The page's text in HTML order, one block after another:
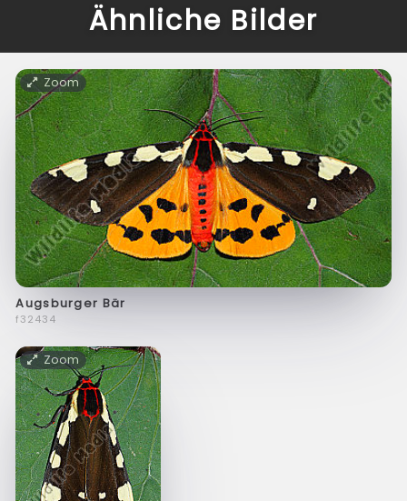
Ähnliche Bilder
Zoom
Augsburger Bär
f32434
Zoom